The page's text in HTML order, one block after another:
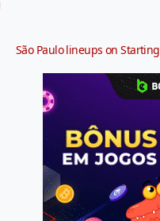
São Paulo lineups on